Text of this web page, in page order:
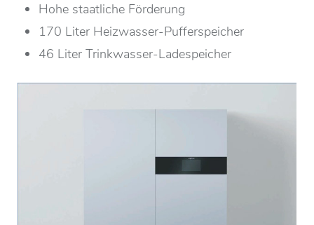
Hohe staatliche Förderung
170 Liter Heizwasser-Pufferspeicher
46 Liter Trinkwasser-Ladespeicher